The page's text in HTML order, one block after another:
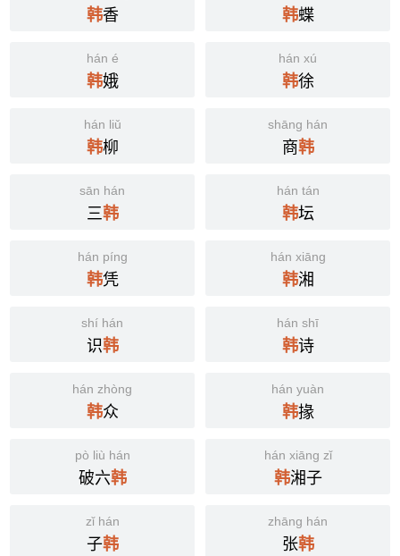
韩香 韩蝶
hán é
韩娥
hán xú
韩徐
hán liǔ
韩柳
shāng hán
商韩
sān hán
三韩
hán tán
韩坛
hán píng
韩凭
hán xiāng
韩湘
shí hán
识韩
hán shī
韩诗
hán zhòng
韩众
hán yuàn
韩掾
pò liù hán
破六韩
hán xiāng zǐ
韩湘子
zǐ hán
子韩
zhāng hán
张韩